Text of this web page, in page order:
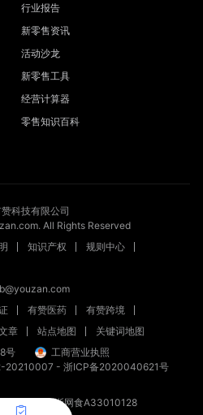
行业报告
新零售资讯
活动沙龙
新零售工具
经营计算器
零售知识百科
科技有限公司
All Rights Reserved
知识产权
规则中心
有赞医药
有赞跨境
章 站点地图
关键词地图
号
工商营业执照
20210007 - 浙ICP备2020040621号
号
浙网食A33010128